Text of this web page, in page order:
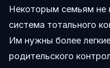
Некоторым семьям не
система тотального
Им нужны более
родительского